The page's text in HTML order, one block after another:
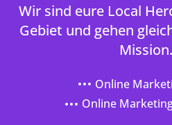
Wir sind eure Local
Gebiet und gehen
Mission.
Online
Online